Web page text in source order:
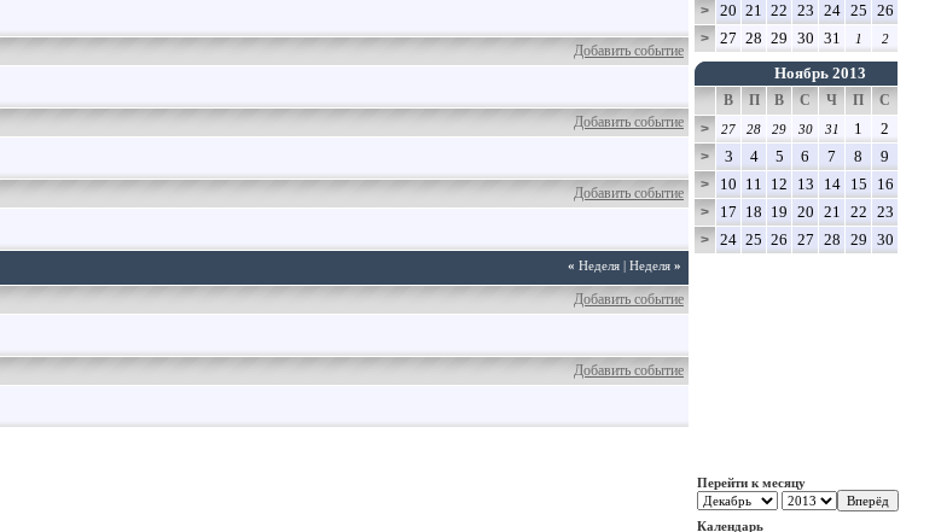
Добавить событие
Добавить событие
Добавить событие
« Неделя | Неделя »
Добавить событие
Добавить событие
> 20 21 22 23 24 25 26
> 27 28 29 30 31 1 2
Ноябрь 2013
В П В С Ч П
С
>
27 28 29 30 31 1 2
> 3 4 5 6 7 8 9
> 10 11 12 13 14 15 16
> 17 18 19 20 21 22 23
> 24 25 26 27 28 29 30
Перейти к месяцу
Календарь